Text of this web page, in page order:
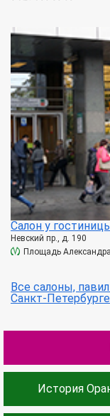
Салон у
Невский пр., д. 190
Площадь Александра
Все салоны,
Санкт-Петербурге
История